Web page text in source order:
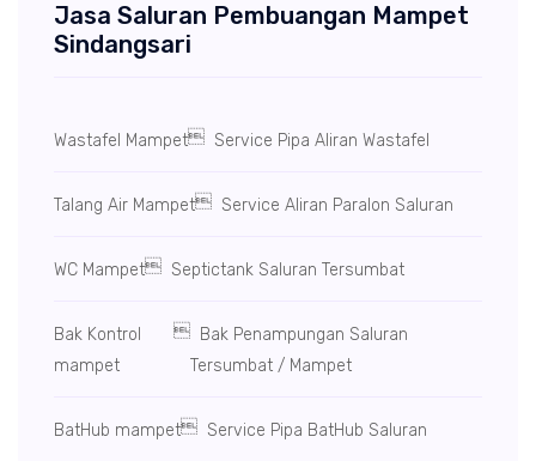
Jasa Saluran Pembuangan Mampet
Sindangsari
Wastafel Mampet Service Pipa Aliran Wastafel
Talang Air Mampet Service Aliran Paralon Saluran
WC Mampet Septictank Saluran Tersumbat
Bak Kontrol
mampet
 Bak Penampungan Saluran
Tersumbat / Mampet
BatHub mampet Service Pipa BatHub Saluran